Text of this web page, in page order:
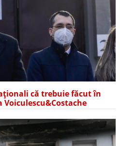
că trebuie făcut în